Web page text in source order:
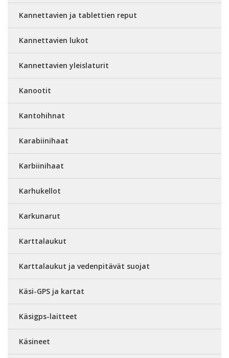
Kannettavien ja tablettien reput
Kannettavien lukot
Kannettavien yleislaturit
Kanootit
Kantohihnat
Karabiinihaat
Karbiinihaat
Karhukellot
Karkunarut
Karttalaukut
Karttalaukut ja vedenpitävät suojat
Käsi-GPS ja kartat
Käsigps-laitteet
Käsineet